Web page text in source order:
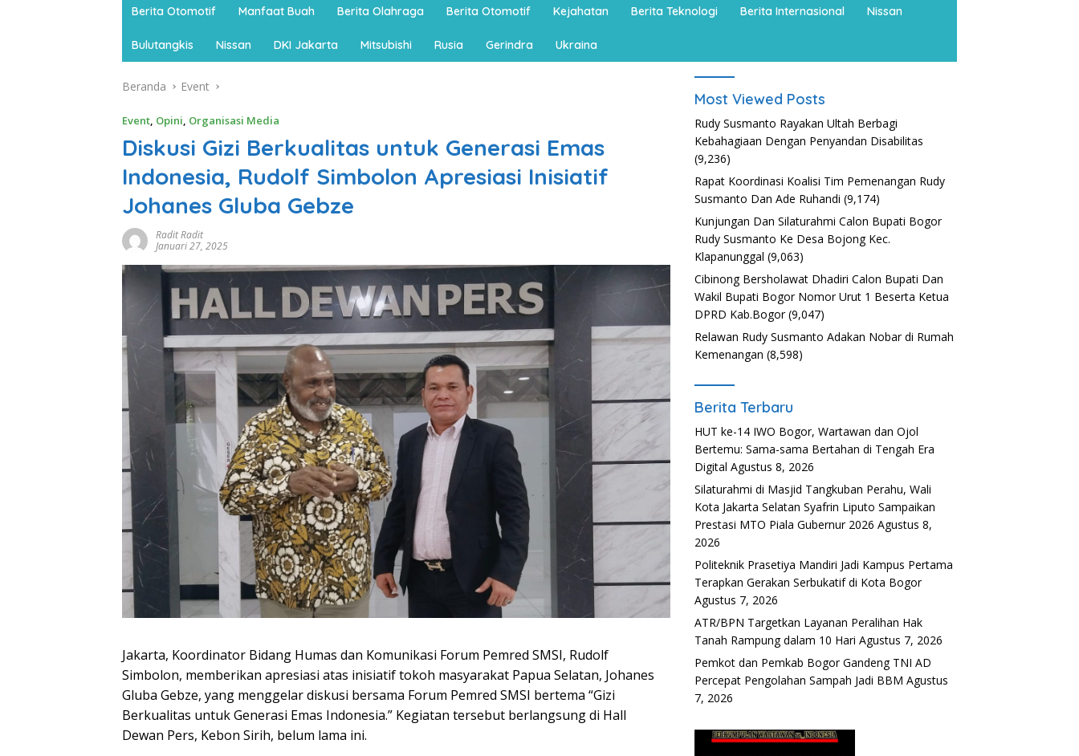
Berita Otomotif Manfaat Buah Berita Olahraga Berita Otomotif Kejahatan Berita Teknologi Berita Internasional Nissan
Bulutangkis Nissan DKI Jakarta Mitsubishi Rusia Gerindra Ukraina
Beranda Event
Event, Opini, Organisasi Media
Diskusi Gizi Berkualitas untuk Generasi Emas
Indonesia, Rudolf Simbolon Apresiasi Inisiatif
Johanes Gluba Gebze
Radit Radit
Januari 27, 2025
Jakarta, Koordinator Bidang Humas dan Komunikasi Forum Pemred SMSI, Rudolf
Simbolon, memberikan apresiasi atas inisiatif tokoh masyarakat Papua Selatan, Johanes
Gluba Gebze, yang menggelar diskusi bersama Forum Pemred SMSI bertema “Gizi
Berkualitas untuk Generasi Emas Indonesia.” Kegiatan tersebut berlangsung di Hall
Dewan Pers, Kebon Sirih, belum lama ini.
Most Viewed Posts
Rudy Susmanto Rayakan Ultah Berbagi
Kebahagiaan Dengan Penyandan Disabilitas
(9,236)
Rapat Koordinasi Koalisi Tim Pemenangan Rudy
Susmanto Dan Ade Ruhandi (9,174)
Kunjungan Dan Silaturahmi Calon Bupati Bogor
Rudy Susmanto Ke Desa Bojong Kec.
Klapanunggal (9,063)
Cibinong Bersholawat Dhadiri Calon Bupati Dan
Wakil Bupati Bogor Nomor Urut 1 Beserta Ketua
DPRD Kab.Bogor (9,047)
Relawan Rudy Susmanto Adakan Nobar di Rumah
Kemenangan (8,598)
Berita Terbaru
HUT ke-14 IWO Bogor, Wartawan dan Ojol
Bertemu: Sama-sama Bertahan di Tengah Era
Digital Agustus 8, 2026
Silaturahmi di Masjid Tangkuban Perahu, Wali
Kota Jakarta Selatan Syafrin Liputo Sampaikan
Prestasi MTO Piala Gubernur 2026 Agustus 8,
2026
Politeknik Prasetiya Mandiri Jadi Kampus Pertama
Terapkan Gerakan Serbukatif di Kota Bogor
Agustus 7, 2026
ATR/BPN Targetkan Layanan Peralihan Hak
Tanah Rampung dalam 10 Hari Agustus 7, 2026
Pemkot dan Pemkab Bogor Gandeng TNI AD
Percepat Pengolahan Sampah Jadi BBM Agustus
7, 2026